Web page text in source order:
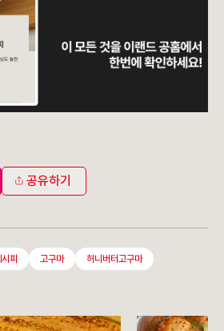
공유하기
시피 고구마 허니버터고구마